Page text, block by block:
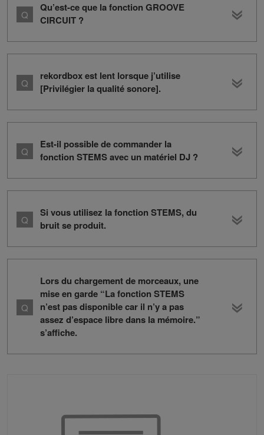
Qu’est-ce que la fonction GROOVE
CIRCUIT ?
rekordbox est lent lorsque j’utilise
[Privilégier la qualité sonore].
Est-il possible de commander la
fonction STEMS avec un matériel DJ ?
Si vous utilisez la fonction STEMS, du
bruit se produit.
Lors du chargement de morceaux, une
mise en garde “La fonction STEMS
n’est pas disponible car il n’y a pas
assez d’espace libre dans la mémoire.”
s’affiche.